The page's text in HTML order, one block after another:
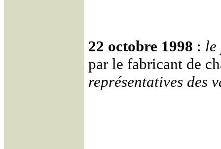
22 octobre 1998 : le
par le fabricant de
représentatives des